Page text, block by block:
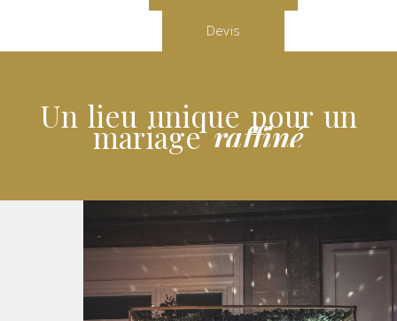
Devis
Un lieu unique pour un
mariage raffiné